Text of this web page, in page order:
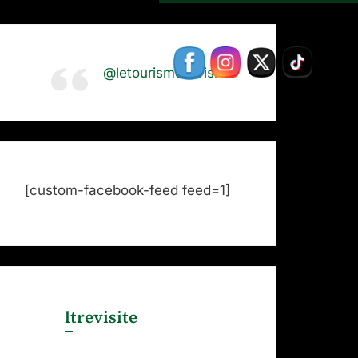
@letourismerevisite
[custom-facebook-feed feed=1]
ltrevisite